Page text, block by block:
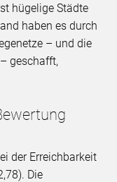
hügelige Städte
haben es durch
– und die
geschafft,
der Erreichbarkeit
Die